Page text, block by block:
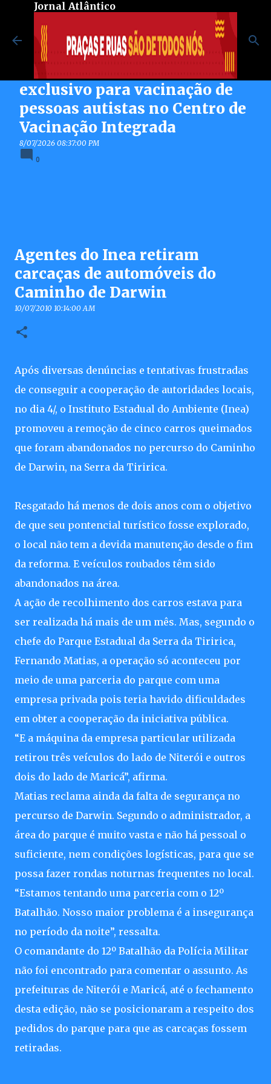
Pular para o conteúdo principal
Jornal Atlântico
Maricá inaugura espaço
exclusivo para vacinação de
pessoas autistas no Centro de
Vacinação Integrada
8/07/2026 08:37:00 PM
0
Agentes do Inea retiram
carcaças de automóveis do
Caminho de Darwin
10/07/2010 10:14:00 AM
Após diversas denúncias e tentativas frustradas
de conseguir a cooperação de autoridades locais,
no dia 4/, o Instituto Estadual do Ambiente (Inea)
promoveu a remoção de cinco carros queimados
que foram abandonados no percurso do Caminho
de Darwin, na Serra da Tiririca.
Resgatado há menos de dois anos com o objetivo
de que seu pontencial turístico fosse explorado,
o local não tem a devida manutenção desde o fim
da reforma. E veículos roubados têm sido
abandonados na área.
A ação de recolhimento dos carros estava para
ser realizada há mais de um mês. Mas, segundo o
chefe do Parque Estadual da Serra da Tiririca,
Fernando Matias, a operação só aconteceu por
meio de uma parceria do parque com uma
empresa privada pois teria havido dificuldades
em obter a cooperação da iniciativa pública.
“E a máquina da empresa particular utilizada
retirou três veículos do lado de Niterói e outros
dois do lado de Maricá”, afirma.
Matias reclama ainda da falta de segurança no
percurso de Darwin. Segundo o administrador, a
área do parque é muito vasta e não há pessoal o
suficiente, nem condições logísticas, para que se
possa fazer rondas noturnas frequentes no local.
“Estamos tentando uma parceria com o 12º
Batalhão. Nosso maior problema é a insegurança
no período da noite”, ressalta.
O comandante do 12º Batalhão da Polícia Militar
não foi encontrado para comentar o assunto. As
prefeituras de Niterói e Maricá, até o fechamento
desta edição, não se posicionaram a respeito dos
pedidos do parque para que as carcaças fossem
retiradas.